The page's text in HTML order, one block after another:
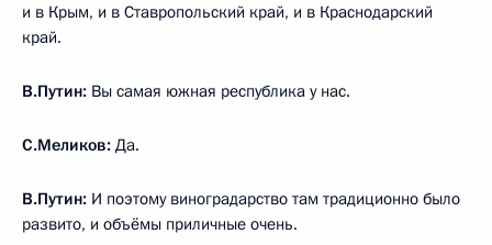
и в Крым, и в Ставропольский край, и в Краснодарский
край.
В.Путин: Вы самая южная республика у нас.
С.Меликов: Да.
В.Путин: И поэтому виноградарство там традиционно было
развито, и объёмы приличные очень.